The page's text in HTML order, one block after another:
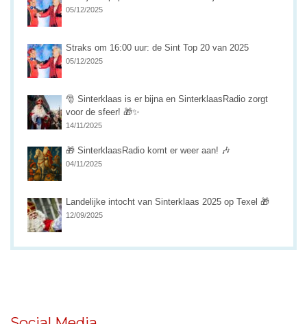
05/12/2025
Straks om 16:00 uur: de Sint Top 20 van 2025
05/12/2025
🎅 Sinterklaas is er bijna en SinterklaasRadio zorgt
voor de sfeer! 🎁✨
14/11/2025
🎁 SinterklaasRadio komt er weer aan! 🎶
04/11/2025
Landelijke intocht van Sinterklaas 2025 op Texel 🎁
12/09/2025